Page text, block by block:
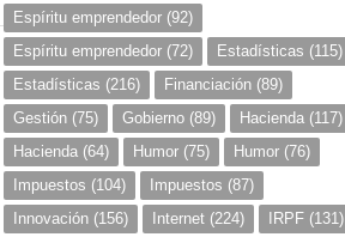
Espíritu emprendedor (92)
Espíritu emprendedor (72) Estadísticas (115)
Estadísticas (216) Financiación (89)
Gestión (75) Gobierno (89) Hacienda (117)
Hacienda (64) Humor (75) Humor (76)
Impuestos (104) Impuestos (87)
Innovación (156) Internet (224) IRPF (131)